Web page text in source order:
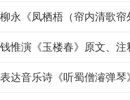
柳永《凤栖梧（帘内清歌
钱惟演《玉楼春》原文、
表达音乐诗《听蜀僧濬弹